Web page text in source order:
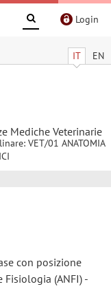
Login
IT EN
Mediche Veterinarie
VET/01 ANATOMIA
con posizione
(ANFI) -